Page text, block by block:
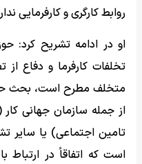
روابط کارگری و کارفرمایی
او در ادامه تشریح کرد:
تخلفات کارفرما و دفاع از
متخلف مطرح است، بحث
تامین اجتماعی) یا سایر
است که اتفاقاً در ارتباط